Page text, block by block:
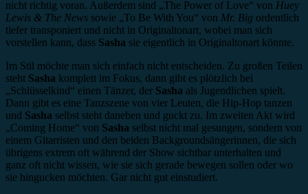
nicht richtig voran. Außerdem sind „The Power of Love“ von Huey
Lewis & The News sowie „To Be With You“ von Mr. Big ordentlich
tiefer transponiert und nicht in Originaltonart, wobei man sich
vorstellen kann, dass Sasha sie eigentlich in Originaltonart könnte.
Im Stil möchte man sich einfach nicht entscheiden. Zu großen Teilen
steht Sasha komplett im Fokus, dann gibt es plötzlich bei
„Schlüsselkind“ einen Tänzer, der Sasha als Jugendlichen spielt.
Dann gibt es eine Tanzszene von vier Leuten, die Hip-Hop tanzen
und Sasha selbst steht daneben und guckt zu. Im zweiten Akt wird
„Coming Home“ von Sasha selbst nicht mal gesungen, sondern von
einem Gitarristen und den beiden Backgroundsängerinnen, die sich
übrigens extrem oft während der Show sichtbar unterhalten und
ganz oft nicht wissen, wie sie sich gerade bewegen sollen oder wo
sie hingucken möchten. Gar nicht gut einstudiert.